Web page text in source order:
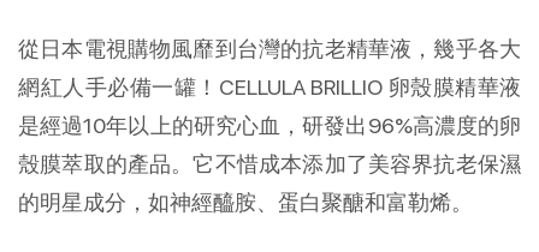
從日本電視購物風靡到台灣的抗老精華液，幾乎各大
網紅人手必備一罐！CELLULA BRILLIO 卵殼膜精華液
是經過10年以上的研究心血，研發出96%高濃度的卵
殼膜萃取的產品。它不惜成本添加了美容界抗老保濕
的明星成分，如神經醯胺、蛋白聚醣和富勒烯。